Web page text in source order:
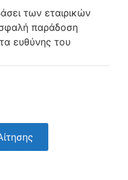
των εταιρικών
παράδοση
ευθύνης του